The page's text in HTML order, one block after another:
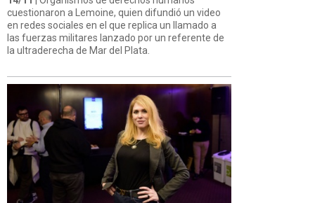
cuestionaron a Lemoine, quien difundió un video
en redes sociales en el que replica un llamado a
las fuerzas militares lanzado por un referente de
la ultraderecha de Mar del Plata.